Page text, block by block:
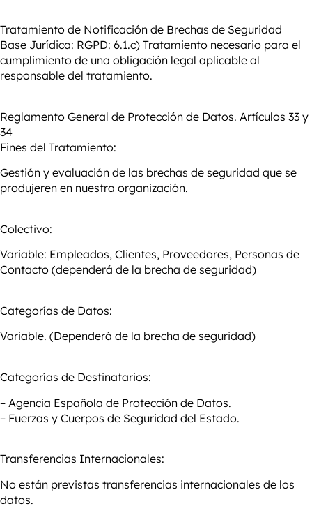
Tratamiento de Notificación de Brechas de Seguridad
Base Jurídica: RGPD: 6.1.c) Tratamiento necesario para el
cumplimiento de una obligación legal aplicable al
responsable del tratamiento.
Reglamento General de Protección de Datos. Artículos 33 y
34
Fines del Tratamiento:
Gestión y evaluación de las brechas de seguridad que se
produjeren en nuestra organización.
Colectivo:
Variable: Empleados, Clientes, Proveedores, Personas de
Contacto (dependerá de la brecha de seguridad)
Categorías de Datos:
Variable. (Dependerá de la brecha de seguridad)
Categorías de Destinatarios:
– Agencia Española de Protección de Datos.
– Fuerzas y Cuerpos de Seguridad del Estado.
Transferencias Internacionales:
No están previstas transferencias internacionales de los
datos.